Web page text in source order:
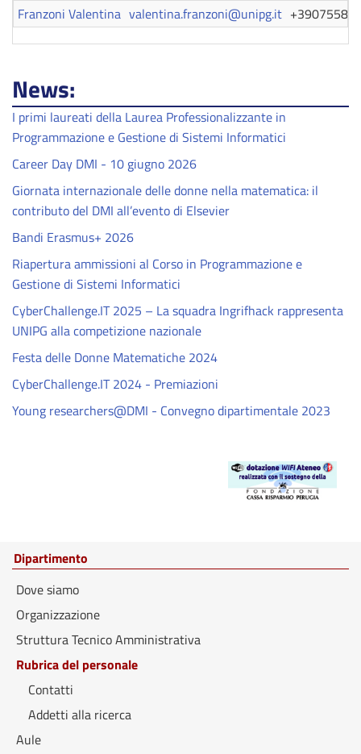
Franzoni Valentina valentina.franzoni@unipg.it
News:
I primi laureati della Laurea Professionalizzante in
Programmazione e Gestione di Sistemi Informatici
Career Day DMI - 10 giugno 2026
Giornata internazionale delle donne nella matematica: il
contributo del DMI all’evento di Elsevier
Bandi Erasmus+ 2026
Riapertura ammissioni al Corso in Programmazione e
Gestione di Sistemi Informatici
CyberChallenge.IT 2025 – La squadra Ingrifhack rappresenta
UNIPG alla competizione nazionale
Festa delle Donne Matematiche 2024
CyberChallenge.IT 2024 - Premiazioni
Young researchers@DMI - Convegno dipartimentale 2023
Dipartimento
Dove siamo
Organizzazione
Struttura Tecnico Amministrativa
Rubrica del personale
Contatti
Addetti alla ricerca
Aule